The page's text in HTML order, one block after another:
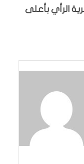
الرأي بأعلى